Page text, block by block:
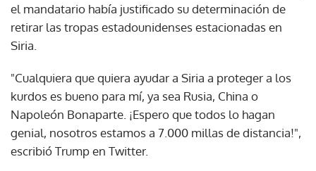
el mandatario había justificado su determinación de
retirar las tropas estadounidenses estacionadas en
Siria.
"Cualquiera que quiera ayudar a Siria a proteger a los
kurdos es bueno para mí, ya sea Rusia, China o
Napoleón Bonaparte. ¡Espero que todos lo hagan
genial, nosotros estamos a 7.000 millas de distancia!",
escribió Trump en Twitter.